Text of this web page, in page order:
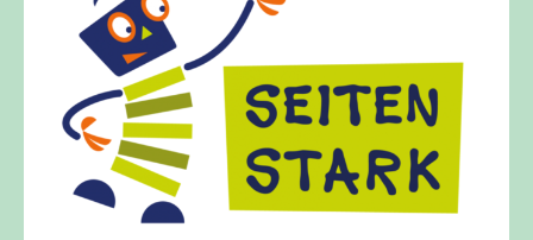
Frieden Fragen
frieden-fragen.de ist ein Internet-Angebot für
Kinder, Eltern und ErzieherInnen das zu
Fragen von Krieg und Frieden, Streit und
Gewalt informiert und einen Austausch zu
diesem Themenbereich ermöglicht. frieden-
fragen.de bietet Antworten auf wichtige